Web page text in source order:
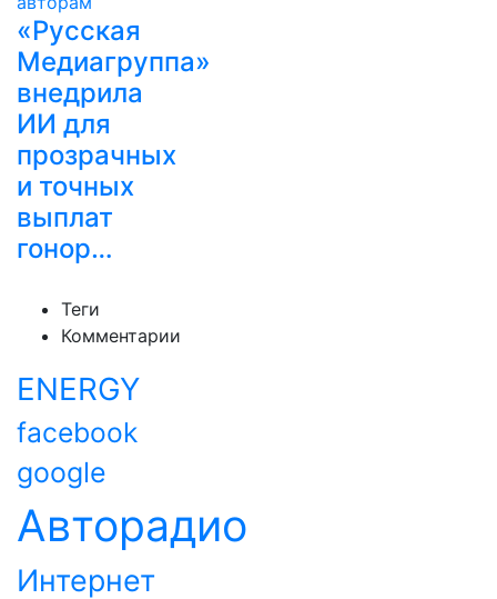
«Русская
Медиагруппа»
внедрила
ИИ для
прозрачных
и точных
выплат
гонор…
Теги
Комментарии
ENERGY
facebook
google
Авторадио
Интернет